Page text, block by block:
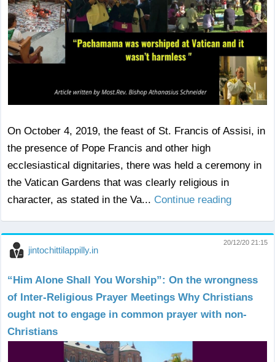
On October 4, 2019, the feast of St. Francis of Assisi, in
the presence of Pope Francis and other high
ecclesiastical dignitaries, there was held a ceremony in
the Vatican Gardens that was clearly religious in
character, as stated in the Va... Continue reading
jintochittilappilly.in
20/12/20 21:15
“Him Alone Shall You Worship”: On the wrongness
of Inter-Religious Prayer Meetings Why Christians
ought not to engage in common prayer with non-
Christians